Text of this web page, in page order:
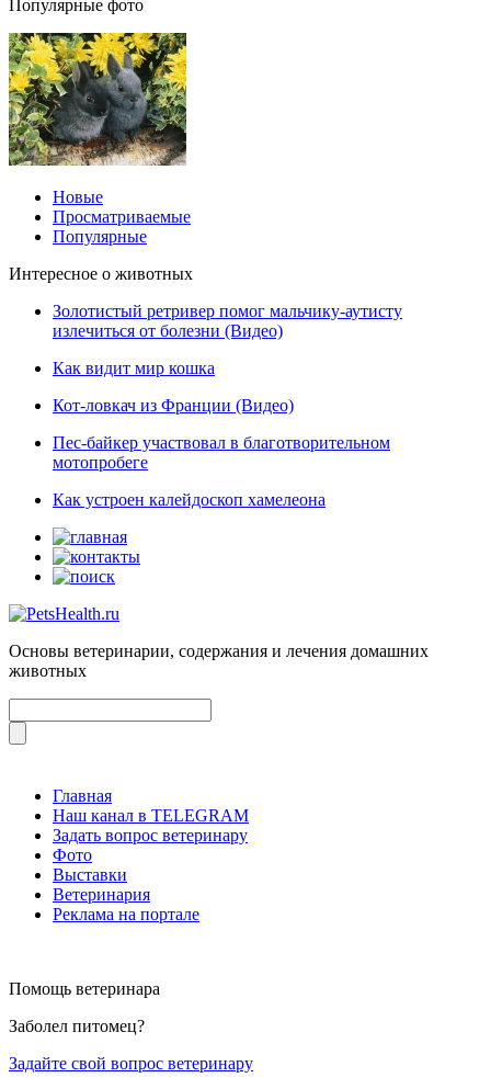
Популярные фото
Новые
Просматриваемые
Популярные
Интересное о животных
Золотистый ретривер помог мальчику-аутисту
излечиться от болезни (Видео)
Как видит мир кошка
Кот-ловкач из Франции (Видео)
Пес-байкер участвовал в благотворительном
мотопробеге
Как устроен калейдоскоп хамелеона
Основы ветеринарии, содержания и лечения домашних
животных
Главная
Наш канал в TELEGRAM
Задать вопрос ветеринару
Фото
Выставки
Ветеринария
Реклама на портале
Помощь ветеринара
Заболел питомец?
Задайте свой вопрос ветеринару